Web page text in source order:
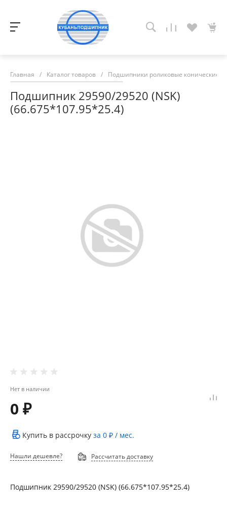
Главная / Каталог товаров / Подшипники роликовые конические
Подшипник 29590/29520 (NSK)
(66.675*107.95*25.4)
Нет в наличии
0 ₽
Купить в рассрочку за 0 ₽ / мес.
Нашли дешевле? Рассчитать доставку
Подшипник 29590/29520 (NSK) (66.675*107.95*25.4)